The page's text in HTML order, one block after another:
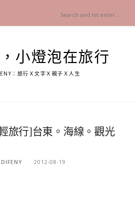
小燈泡在旅行
：旅行Ｘ文字Ｘ親子Ｘ人生
旅行]台東。海線。觀光
DIFENY 2012-08-19